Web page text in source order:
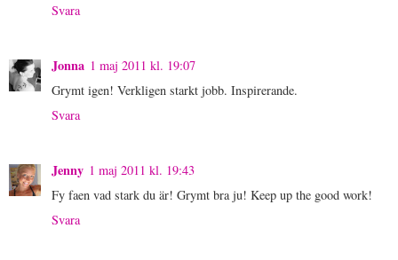
Svara
Jonna 1 maj 2011 kl. 19:07
Grymt igen! Verkligen starkt jobb. Inspirerande.
Svara
Jenny 1 maj 2011 kl. 19:43
Fy faen vad stark du är! Grymt bra ju! Keep up the good work!
Svara